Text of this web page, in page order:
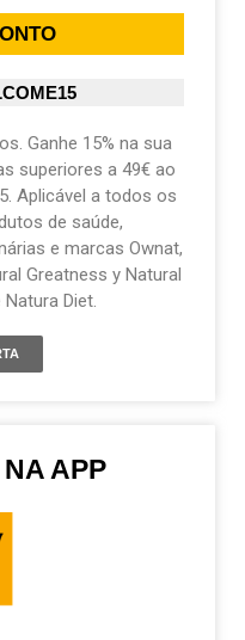
Ganhe 15% na sua
superiores a 49€ ao
Aplicável a todos os
de saúde,
e marcas Ownat,
Greatness y Natural
Diet.
APP